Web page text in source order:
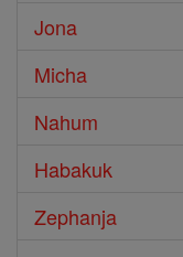
Jona
Micha
Nahum
Habakuk
Zephanja